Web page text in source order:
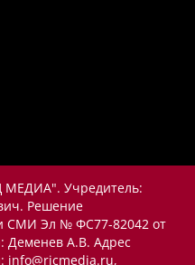
МЕДИА". Учредитель:
Решение
СМИ Эл № ФС77-82042 от
Деменев А.В. Адрес
info@ricmedia.ru,